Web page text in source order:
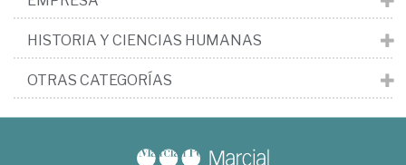
HISTORIA Y CIENCIAS HUMANAS
OTRAS CATEGORÍAS